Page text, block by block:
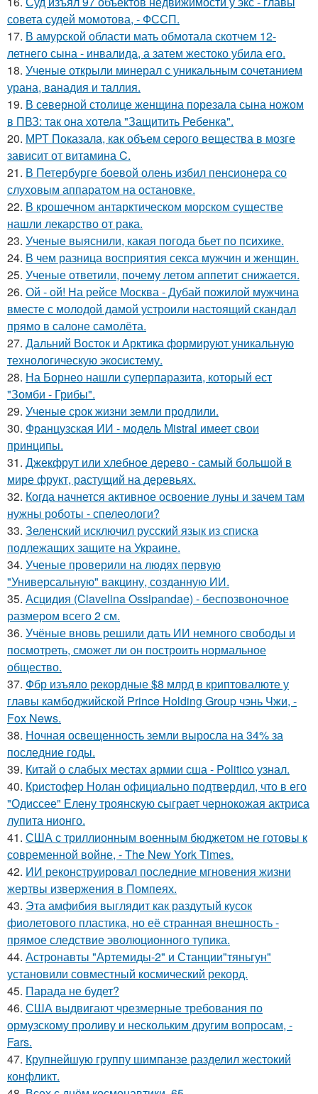
совета судей момотова, - ФССП.
17. В амурской области мать обмотала скотчем 12-
летнего сына - инвалида, а затем жестоко убила его.
18. Ученые открыли минерал с уникальным сочетанием
урана, ванадия и таллия.
19. В северной столице женщина порезала сына ножом
в ПВЗ: так она хотела "Защитить Ребенка".
20. МРТ Показала, как объем серого вещества в мозге
зависит от витамина C.
21. В Петербурге боевой олень избил пенсионера со
слуховым аппаратом на остановке.
22. В крошечном антарктическом морском существе
нашли лекарство от рака.
23. Ученые выяснили, какая погода бьет по психике.
24. В чем разница восприятия секса мужчин и женщин.
25. Ученые ответили, почему летом аппетит снижается.
26. Ой - ой! На рейсе Москва - Дубай пожилой мужчина
вместе с молодой дамой устроили настоящий скандал
прямо в салоне самолёта.
27. Дальний Восток и Арктика формируют уникальную
технологическую экосистему.
28. На Борнео нашли суперпаразита, который ест
"Зомби - Грибы".
29. Ученые срок жизни земли продлили.
30. Французская ИИ - модель Mistral имеет свои
принципы.
31. Джекфрут или хлебное дерево - самый большой в
мире фрукт, растущий на деревьях.
32. Когда начнется активное освоение луны и зачем там
нужны роботы - спелеологи?
33. Зеленский исключил русский язык из списка
подлежащих защите на Украине.
34. Ученые проверили на людях первую
"Универсальную" вакцину, созданную ИИ.
35. Асцидия (Clavelina Ossipandae) - беспозвоночное
размером всего 2 см.
36. Учёные вновь решили дать ИИ немного свободы и
посмотреть, сможет ли он построить нормальное
общество.
37. Фбр изъяло рекордные $8 млрд в криптовалюте у
главы камбоджийской Prince Holding Group чэнь Чжи, -
Fox News.
38. Ночная освещенность земли выросла на 34% за
последние годы.
39. Китай о слабых местах армии сша - Politico узнал.
40. Кристофер Нолан официально подтвердил, что в его
"Одиссее" Елену троянскую сыграет чернокожая актриса
лупита нионго.
41. США с триллионным военным бюджетом не готовы к
современной войне, - The New York Times.
42. ИИ реконструировал последние мгновения жизни
жертвы извержения в Помпеях.
43. Эта амфибия выглядит как раздутый кусок
фиолетового пластика, но её странная внешность -
прямое следствие эволюционного тупика.
44. Астронавты "Артемиды-2" и Станции"тяньгун"
установили совместный космический рекорд.
45. Парада не будет?
46. США выдвигают чрезмерные требования по
ормузскому проливу и нескольким другим вопросам, -
Fars.
47. Крупнейшую группу шимпанзе разделил жестокий
конфликт.